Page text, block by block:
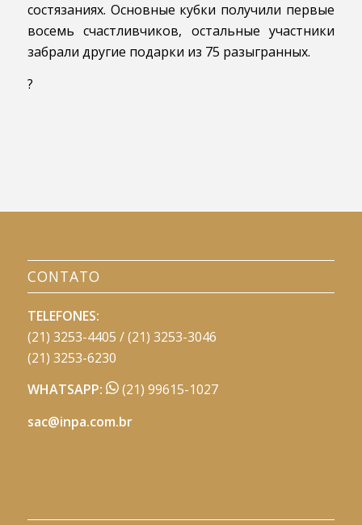
состязаниях. Основные кубки получили первые
восемь счастливчиков, остальные участники
забрали другие подарки из 75 разыгранных.
?
CONTATO
TELEFONES:
(21) 3253-4405 / (21) 3253-3046
(21) 3253-6230
WHATSAPP:
(21) 99615-1027
sac@inpa.com.br